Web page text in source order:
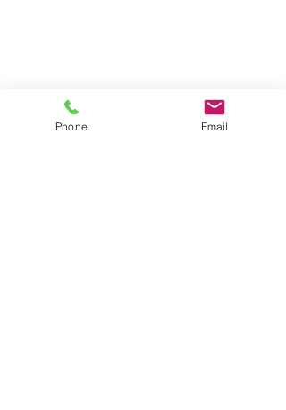
Phone Email